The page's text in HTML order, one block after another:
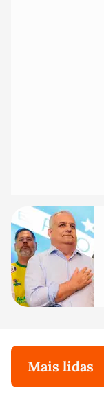
Mais lidas